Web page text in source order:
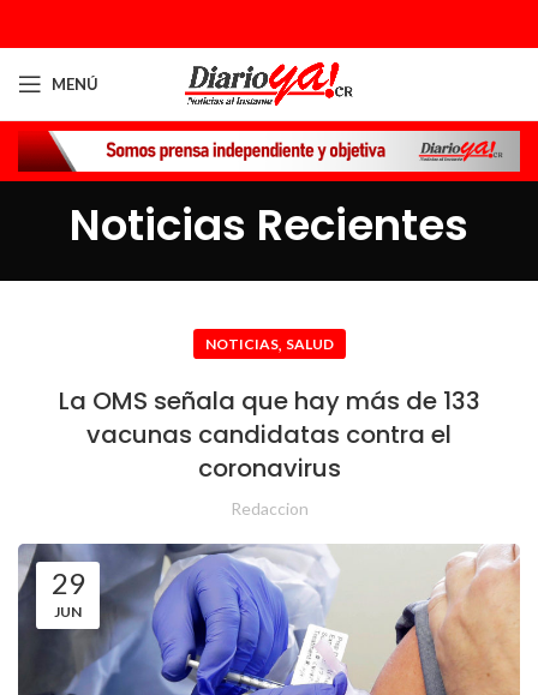
MENÚ
Noticias Recientes
NOTICIAS, SALUD
La OMS señala que hay más de 133
vacunas candidatas contra el
coronavirus
Redaccion
29
JUN